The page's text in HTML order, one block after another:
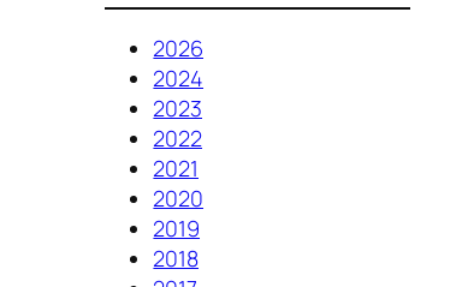
2026
2024
2023
2022
2021
2020
2019
2018